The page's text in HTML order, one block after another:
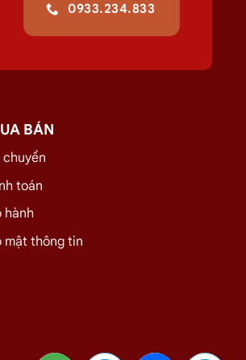
GIÁ
275.000
320.000
0933.234.833
BÁN
toán
hành
mật thông tin